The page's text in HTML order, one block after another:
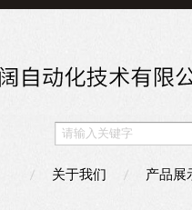
关于我们 产品展